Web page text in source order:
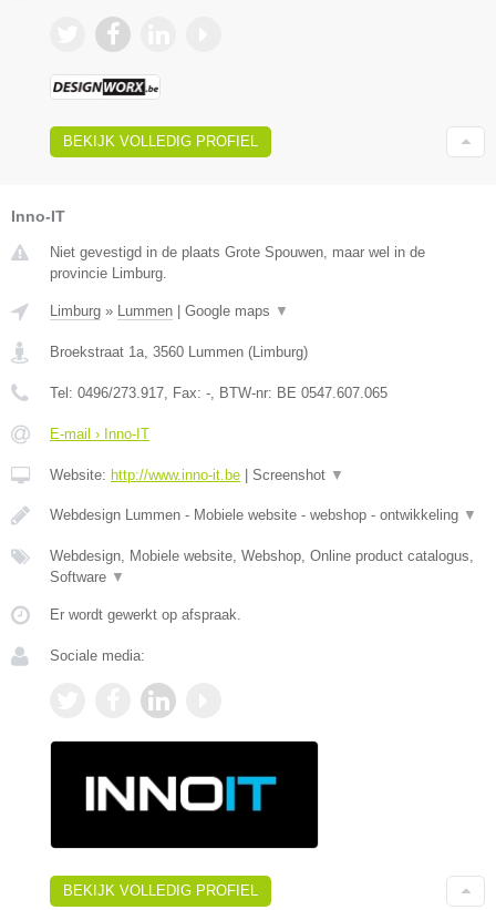
BEKIJK VOLLEDIG PROFIEL
Inno-IT
Niet gevestigd in de plaats Grote Spouwen, maar wel in de
provincie Limburg.
Limburg » Lummen Google maps ▼
Broekstraat 1a, 3560 Lummen (Limburg)
Tel: 0496/273.917, Fax: -, BTW-nr: BE 0547.607.065
E-mail › Inno-IT
Website: http://www.inno-it.be Screenshot ▼
Webdesign Lummen - Mobiele website - webshop - ontwikkeling ▼
Webdesign, Mobiele website, Webshop, Online product catalogus,
Software ▼
Er wordt gewerkt op afspraak.
Sociale media:
BEKIJK VOLLEDIG PROFIEL